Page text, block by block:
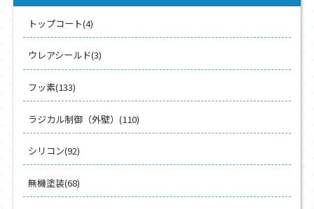
トップコート(4)
ウレアシールド(3)
フッ素(133)
ラジカル制御（外壁）(110)
シリコン(92)
無機塗装(68)